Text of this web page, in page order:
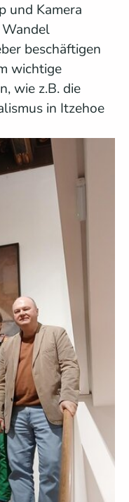
und Kamera
beschäftigen
wichtige
wie z.B. die
in Itzehoe